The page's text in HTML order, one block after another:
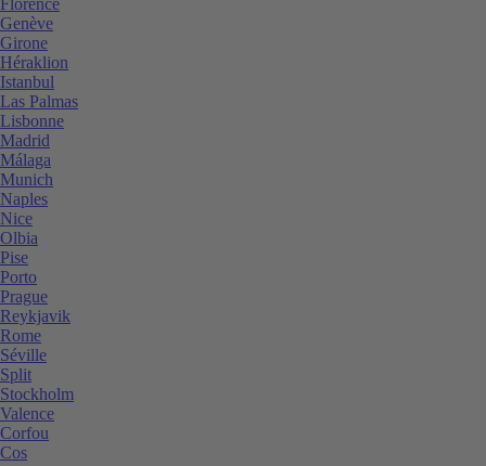
Genève
Girone
Héraklion
Istanbul
Las Palmas
Lisbonne
Madrid
Málaga
Munich
Naples
Nice
Olbia
Pise
Porto
Prague
Reykjavik
Rome
Séville
Split
Stockholm
Valence
Corfou
Cos